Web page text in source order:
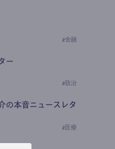
#金融
ー
#政治
の本音ニュースレタ
# 医療